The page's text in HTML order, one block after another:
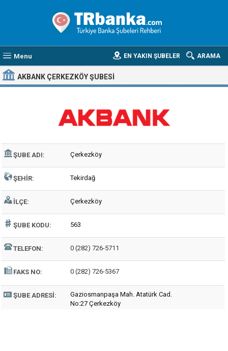
Menu ARAMA
EN YAKIN ŞUBELER
AKBANK ÇERKEZKÖY ŞUBESI
ŞUBE ADI: Çerkezköy
ŞEHIR: Tekirdağ
İLÇE: Çerkezköy
ŞUBE KODU: 563
TELEFON: 0 (282) 726-5711
FAKS NO: 0 (282) 726-5367
ŞUBE ADRESI:
Gaziosmanpaşa Mah. Atatürk Cad.
No:27 Çerkezköy